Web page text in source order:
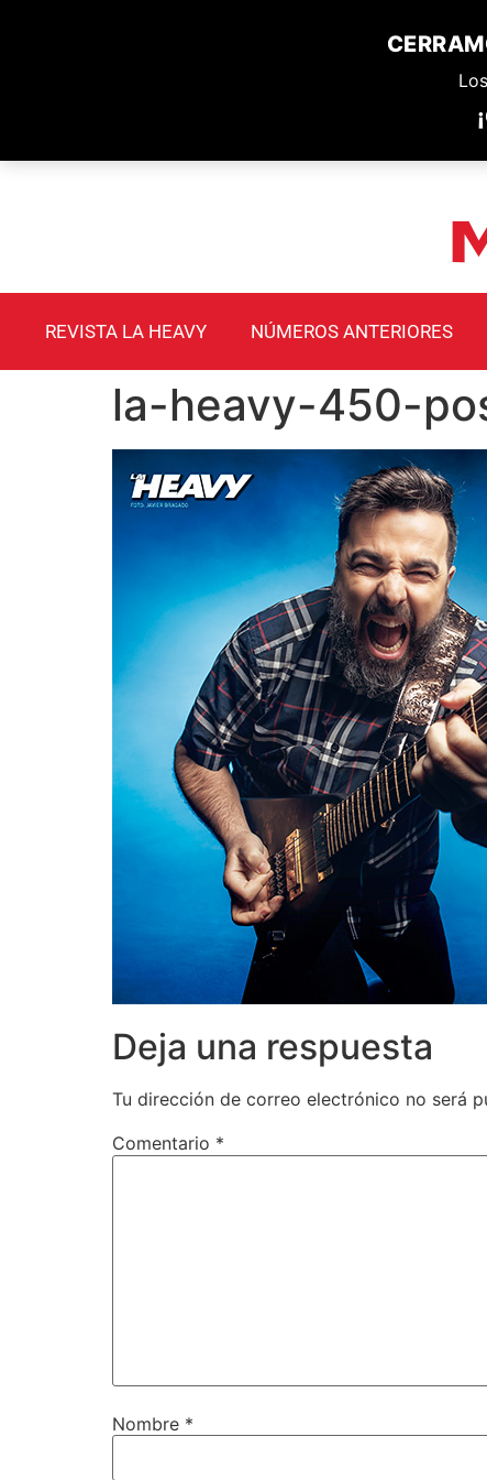
REVISTA LA HEAVY NÚMEROS ANTERIORES
la-heavy-450-
Deja una respuesta
Tu dirección de correo electrónico no será
Comentario *
Nombre *